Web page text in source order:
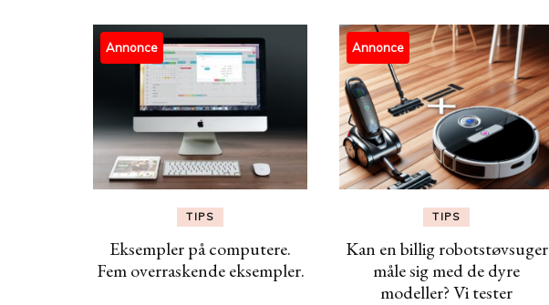
Annonce
TIPS
Eksempler på computere.
Fem overraskende eksempler.
Annonce
TIPS
Kan en billig robotstøvsuger
måle sig med de dyre
modeller? Vi tester